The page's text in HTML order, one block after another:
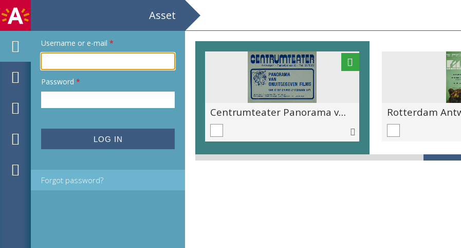
Asset
Username or e-mail *
Password *
Forgot password?
Centrumteater Filmprogramma Februari 1977 Centrale filmklub Antwerpen Centrumteater Panorama van onuitgegeven films